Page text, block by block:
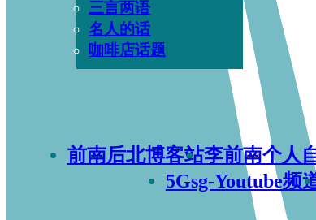
三言两语
名人的话
咖啡店话题
前南后北博客站李前南个人
5Gsg-Youtube频